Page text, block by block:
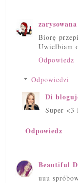
zarysowana
Biorę
Uwielbiam
Odpowiedz
Odpowiedzi
Di
Super <3
Odpowiedz
Beautiful
uuu